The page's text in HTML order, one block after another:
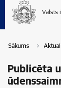
Sākums
Publicēta